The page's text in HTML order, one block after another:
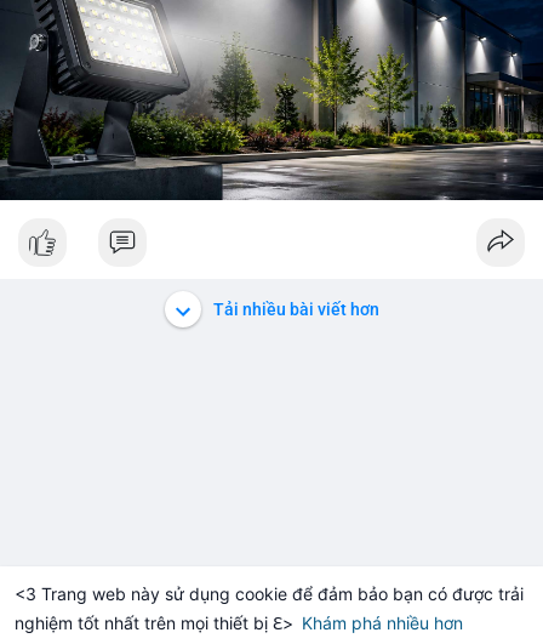
<3 Trang web này sử dụng cookie để đảm bảo bạn có được trải
nghiệm tốt nhất trên mọi thiết bị ℇ> Khám phá nhiều hơn
$1,913.98 +1.26% Solana $73.39 -1.23%
Tải nhiều bài viết hơn